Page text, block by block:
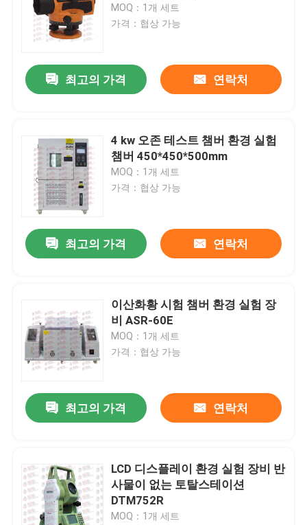
제품 소개
회사 소개
공장 투어
연락처
견적 요청
만능시험기기
분명한 테스팅 기계
MOQ：1개 세트
가격：협상 가능
최고의 가격 연락처
4 kw 오존 테스트 챔버 환경 실험
챔버 450*450*500mm
MOQ：1개 세트
가격：협상 가능
최고의 가격 연락처
이산화황 시험 챔버 환경 실험 장
비 ASR-60E
MOQ：1개 세트
가격：협상 가능
최고의 가격 연락처
LCD 디스플레이 환경 실험 장비 반
사물이 없는 토탈스테이션
DTM752R
MOQ：1개 세트